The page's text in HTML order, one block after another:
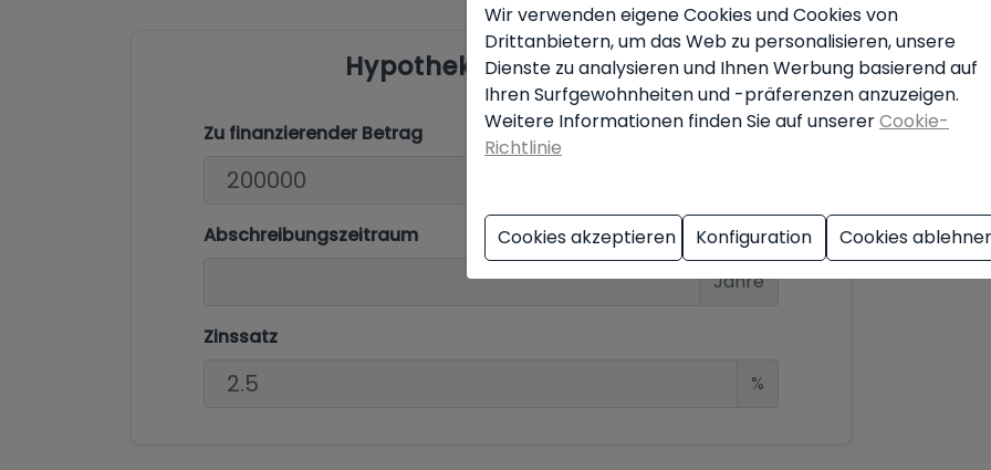
Hypothekensimulator
Zu finanzierender Betrag
Abschreibungszeitraum
Jahre
Zinssatz
%
Wir verwenden eigene Cookies und Cookies von
Drittanbietern, um das Web zu personalisieren, unsere
Dienste zu analysieren und Ihnen Werbung basierend auf
Ihren Surfgewohnheiten und -präferenzen anzuzeigen.
Weitere Informationen finden Sie auf unsererCookie-
Richtlinie
Cookies akzeptieren Konfiguration Cookies